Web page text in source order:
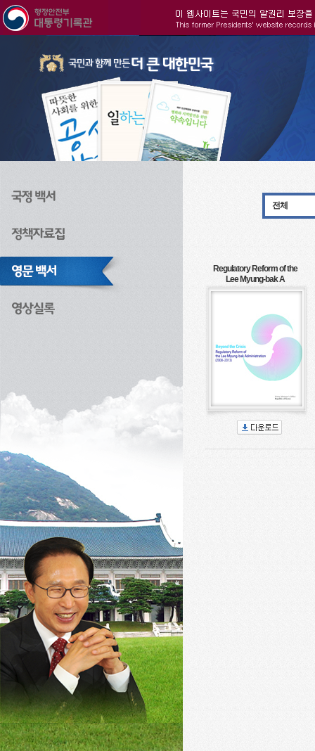
전체
Regulatory Reform of the
Lee Myung-bak A